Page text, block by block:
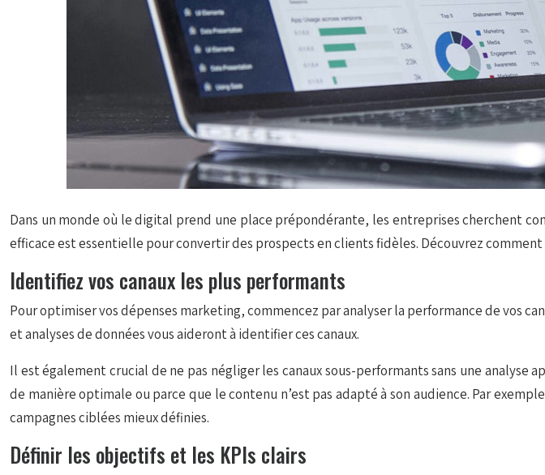
Dans un monde où le digital prend une place prépondérante, les entreprises cherchent
efficace est essentielle pour convertir des prospects en clients fidèles. Découvrez
Identifiez vos canaux les plus performants
Pour optimiser vos dépenses marketing, commencez par analyser la performance de vos
et analyses de données vous aideront à identifier ces canaux.
Il est également crucial de ne pas négliger les canaux sous-performants sans une
de manière optimale ou parce que le contenu n’est pas adapté à son audience. Par
campagnes ciblées mieux définies.
Définir les objectifs et les KPIs clairs